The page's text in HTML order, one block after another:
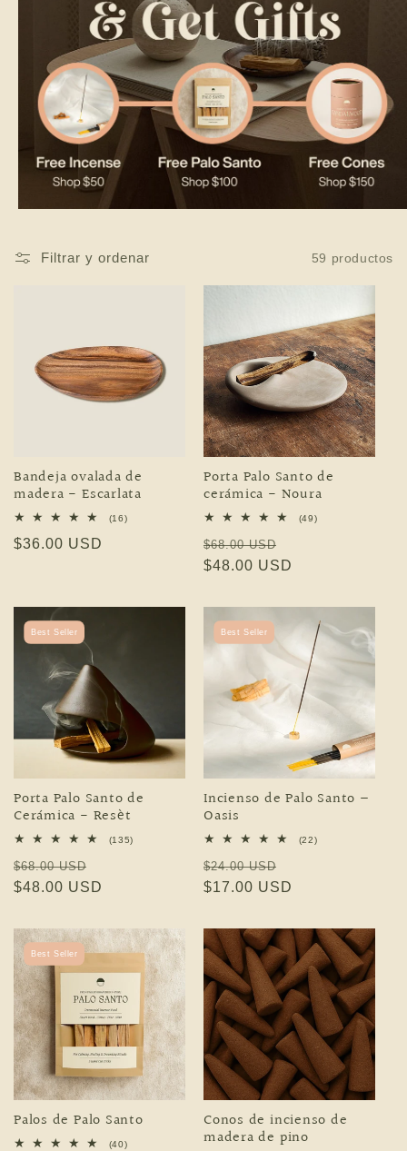
Filtrar y ordenar 59 productos
Bandeja ovalada de
madera - Escarlata
(16)16 reseñas totales
Precio habitual
$36.00 USD
Porta Palo Santo de
cerámica - Noura
(49)49 reseñas totales
Precio habitual
$68.00 USD
$48.00 USD
Best Seller
Porta Palo Santo de
Cerámica - Resèt
(135) 135 reseñas totales
Precio habitual
$68.00 USD
Precio de oferta
$48.00 USD
Best Seller
Incienso de Palo Santo –
Oasis
(22)22 reseñas totales
Precio habitual
$24.00 USD
$17.00 USD
Best Seller
Palos de Palo Santo
(40)40 reseñas totales
Conos de incienso de
madera de pino